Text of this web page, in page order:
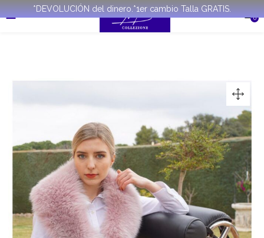
*DEVOLUCIÓN del dinero.*1er cambio Talla GRATIS.
0